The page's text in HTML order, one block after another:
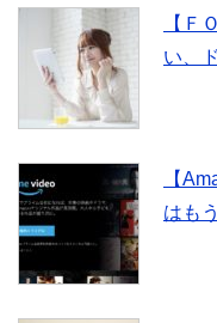
o
o
e
【Ｆ
い、
【
はも